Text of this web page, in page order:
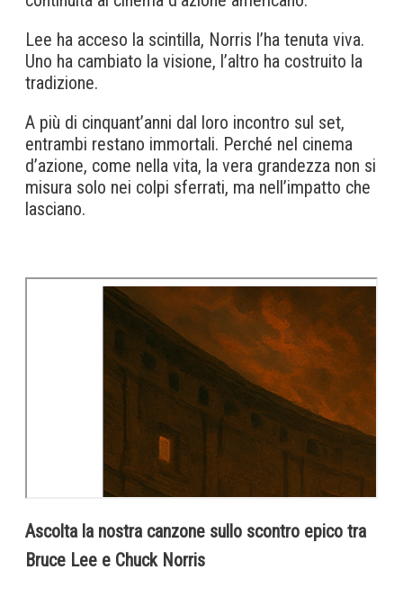
Lee ha acceso la scintilla, Norris l’ha tenuta viva.
Uno ha cambiato la visione, l’altro ha costruito la
tradizione.
A più di cinquant’anni dal loro incontro sul set,
entrambi restano immortali. Perché nel cinema
d’azione, come nella vita, la vera grandezza non si
misura solo nei colpi sferrati, ma nell’impatto che
lasciano.
Ascolta la nostra canzone sullo scontro epico tra
Bruce Lee e Chuck Norris